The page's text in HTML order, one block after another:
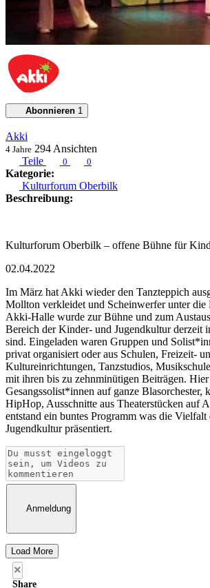
Abonnieren 1
Akki
4 Jahre 294 Ansichten
Teile
0 0
Kategorie:
Kulturforum Oberbilk
Beschreibung:
Kulturforum Oberbilk – offene Bühne für
02.04.2022
Im März hat Akki wieder den Tanzteppich
Mollton verkleidet und Scheinwerfer unter die
Akki-Halle wurde zur Bühne und zum
Bereich der Kinder- und Jugendkultur derzeit
sind. Eingeladen waren Gruppen und
privat organisiert oder aus Schulen, Freizeit-
Kultureinrichtungen, Tanzstudios,
mit ihren bis zu zehnminütigen Beiträgen. Hier
Gesangssolist*innen auf ganze Blasorchester,
HipHop, Ausschnitte aus Theaterstücken auf
entstand ein buntes Programm was die
Jugendkultur präsentiert.
Anmeldung
Load More
×
Share